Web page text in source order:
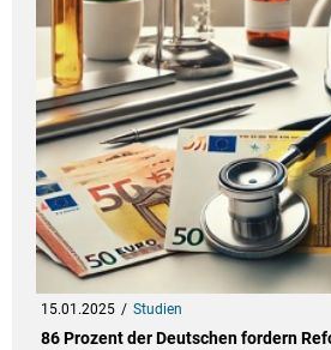
15.01.2025 Studien
86 Prozent der Deutschen fordern